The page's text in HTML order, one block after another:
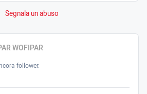
Segnala un abuso
WOFIPAR
follower.